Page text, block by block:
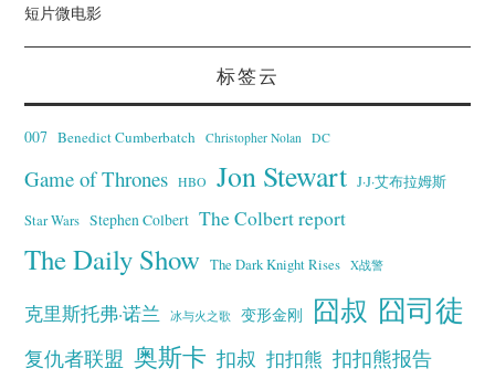
短片微电影
标签云
007 Benedict Cumberbatch Christopher Nolan DC
Game of Thrones HBO Jon Stewart J·J·艾布拉姆斯
Star Wars Stephen Colbert The Colbert report
The Daily Show The Dark Knight Rises X战警
克里斯托弗·诺兰 冰与火之歌 变形金刚 囧叔 囧司徒
复仇者联盟 奥斯卡 扣叔 扣扣熊 扣扣熊报告